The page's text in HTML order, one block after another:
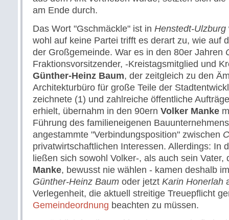
am Ende durch.
Das Wort "Gschmäckle" ist in Henstedt-Ulzburg
wohl auf keine Partei trifft es derart zu, wie auf
der Großgemeinde. War es in den 80er Jahren
Fraktionsvorsitzender, -Kreistagsmitglied und
Günther-Heinz Baum, der zeitgleich zu den
Architekturbüro für große Teile der
zeichnete (1) und zahlreiche öffentliche
erhielt, übernahm in den 90ern Volker Manke
Führung des familieneigenen
angestammte "Verbindungsposition" zwischen
privatwirtschaftlichen Interessen. Allerdings: In
ließen sich sowohl Volker-, als auch sein Vater,
Manke, bewusst nie wählen - kamen deshalb
Günther-Heinz Baum oder jetzt Karin Honerlah
Verlegenheit, die aktuell streitige Treuepflicht
Gemeindeordnung beachten zu müssen.